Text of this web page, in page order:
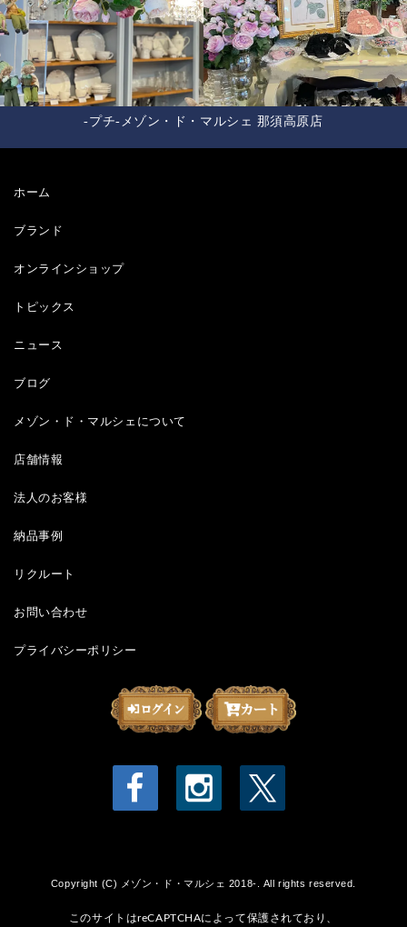
-プチ-メゾン・ド・マルシェ 那須高原店
ホーム
ブランド
オンラインショップ
トピックス
ニュース
ブログ
メゾン・ド・マルシェについて
店舗情報
法人のお客様
納品事例
リクルート
お問い合わせ
プライバシーポリシー
Copyright (C) メゾン・ド・マルシェ 2018-. All rights reserved.
このサイトはreCAPTCHAによって保護されており、